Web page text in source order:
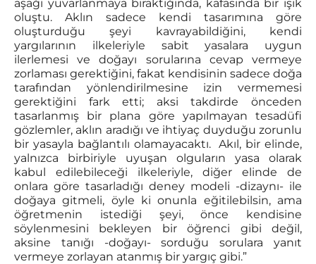
aşağı yuvarlanmaya bıraktığında, kafasında bir ışık
oluştu. Aklın sadece kendi tasarımına göre
oluşturduğu şeyi kavrayabildiğini, kendi
yargılarının ilkeleriyle sabit yasalara uygun
ilerlemesi ve doğayı sorularına cevap vermeye
zorlaması gerektiğini, fakat kendisinin sadece doğa
tarafından yönlendirilmesine izin vermemesi
gerektiğini fark etti; aksi takdirde önceden
tasarlanmış bir plana göre yapılmayan tesadüfi
gözlemler, aklın aradığı ve ihtiyaç duyduğu zorunlu
bir yasayla bağlantılı olamayacaktı. Akıl, bir elinde,
yalnızca birbiriyle uyuşan olguların yasa olarak
kabul edilebileceği ilkeleriyle, diğer elinde de
onlara göre tasarladığı deney modeli -dizaynı- ile
doğaya gitmeli, öyle ki onunla eğitilebilsin, ama
öğretmenin istediği şeyi, önce kendisine
söylenmesini bekleyen bir öğrenci gibi değil,
aksine tanığı -doğayı- sorduğu sorulara yanıt
vermeye zorlayan atanmış bir yargıç gibi.”